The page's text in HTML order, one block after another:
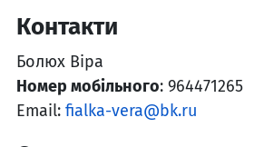
Контакти
Болюх Віра
Номер мобільного: 964471265
Email: fialka-vera@bk.ru